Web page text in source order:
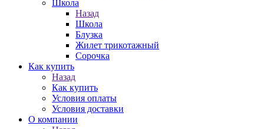
Школа
Назад
Школа
Блузка
Жилет трикотажный
Сорочка
Как купить
Назад
Как купить
Условия оплаты
Условия доставки
О компании